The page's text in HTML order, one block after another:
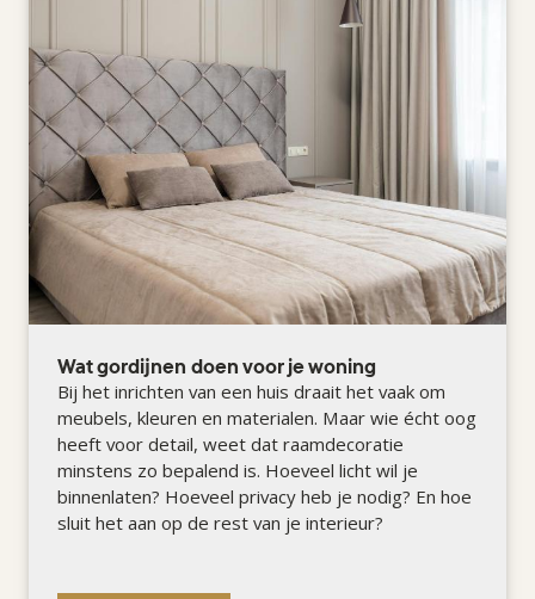
Wat gordijnen doen voor je woning
Bij het inrichten van een huis draait het vaak om
meubels, kleuren en materialen. Maar wie écht oog
heeft voor detail, weet dat raamdecoratie
minstens zo bepalend is. Hoeveel licht wil je
binnenlaten? Hoeveel privacy heb je nodig? En hoe
sluit het aan op de rest van je interieur?